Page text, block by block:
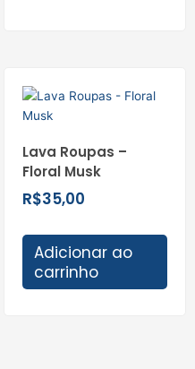
Lava Roupas –
Floral Musk
R$35,00
Adicionar ao
carrinho